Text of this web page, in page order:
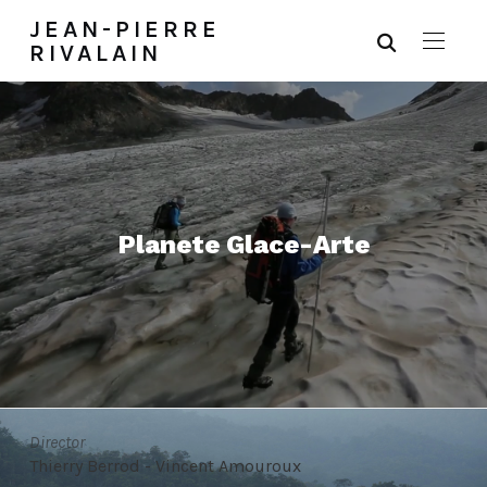
JEAN-PIERRE
RIVALAIN
Planete Glace-Arte
Director
Thierry Berrod - Vincent Amouroux